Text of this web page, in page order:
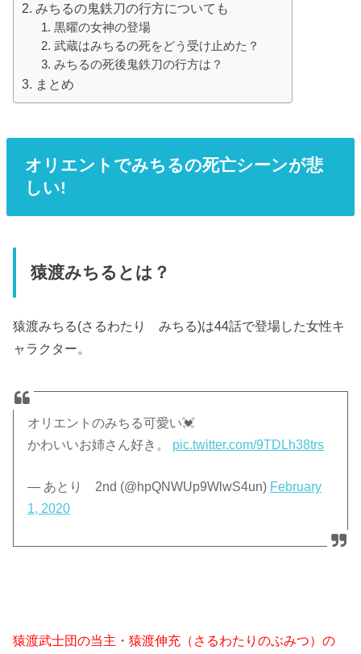
みちるの鬼鉄刀の行方についても
黒曜の女神の登場
武蔵はみちるの死をどう受け止めた？
みちるの死後鬼鉄刀の行方は？
まとめ
オリエントでみちるの死亡シーンが悲
しい!
猿渡みちるとは？
猿渡みちる(さるわたり みちる)は44話で登場した女性キ
ャラクター。
オリエントのみちる可愛い💓
かわいいお姉さん好き。 pic.twitter.com/9TDLh38trs
— あとり 2nd (@hpQNWUp9WlwS4un) February
1, 2020
猿渡武士団の当主・猿渡伸充（さるわたりのぶみつ）の